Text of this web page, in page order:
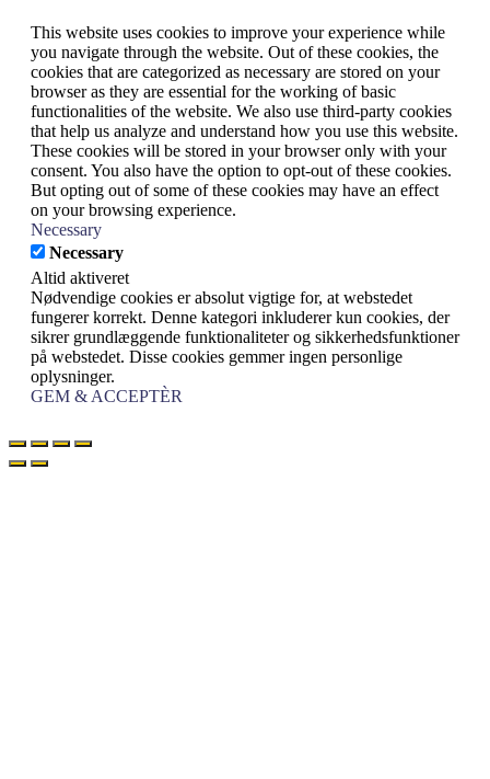
This website uses cookies to improve your experience while
you navigate through the website. Out of these cookies, the
cookies that are categorized as necessary are stored on your
browser as they are essential for the working of basic
functionalities of the website. We also use third-party cookies
that help us analyze and understand how you use this website.
These cookies will be stored in your browser only with your
consent. You also have the option to opt-out of these cookies.
But opting out of some of these cookies may have an effect
on your browsing experience.
Necessary
Necessary
Altid aktiveret
Nødvendige cookies er absolut vigtige for, at webstedet
fungerer korrekt. Denne kategori inkluderer kun cookies, der
sikrer grundlæggende funktionaliteter og sikkerhedsfunktioner
på webstedet. Disse cookies gemmer ingen personlige
oplysninger.
GEM & ACCEPTÈR